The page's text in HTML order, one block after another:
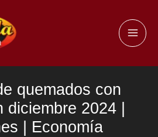
quemados con
2024 |
| Economía